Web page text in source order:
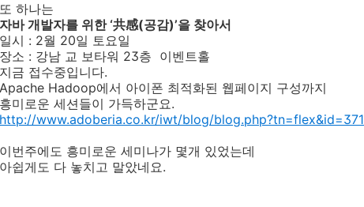
또 하나는
자바 개발자를 위한 ‘共感(공감)’을 찾아서
일시 : 2월 20일 토요일
장소 : 강남 교 보타워 23층 이벤트홀
지금 접수중입니다.
Apache Hadoop에서 아이폰 최적화된 웹페이지 구성까지
흥미로운 세션들이 가득하군요.
http://www.adoberia.co.kr/iwt/blog/blog.php?tn=flex&id=371
이번주에도 흥미로운 세미나가 몇개 있었는데
아쉽게도 다 놓치고 말았네요.